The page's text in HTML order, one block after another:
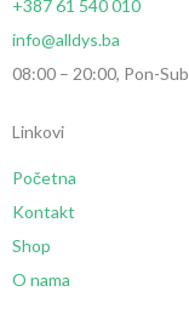
+387 61 540 010
info@alldys.ba
08:00 – 20:00, Pon-Sub
Linkovi
Početna
Kontakt
Shop
O nama